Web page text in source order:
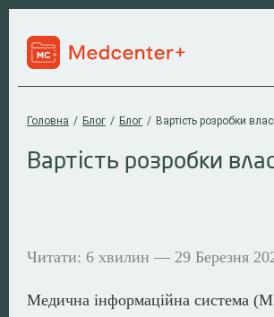
Головна / Блог / Блог / Вартість розробки
Вартість розробки
Читати: 6 хвилин — 29 Березня
Медична інформаційна система